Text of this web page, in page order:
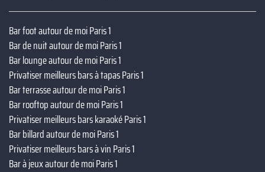
Bar foot autour de moi Paris 1
Bar de nuit autour de moi Paris 1
Bar lounge autour de moi Paris 1
Privatiser meilleurs bars à tapas Paris 1
Bar terrasse autour de moi Paris 1
Bar rooftop autour de moi Paris 1
Privatiser meilleurs bars karaoké Paris 1
Bar billard autour de moi Paris 1
Privatiser meilleurs bars à vin Paris 1
Bar à jeux autour de moi Paris 1